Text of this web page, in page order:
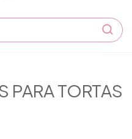
PARA TORTAS